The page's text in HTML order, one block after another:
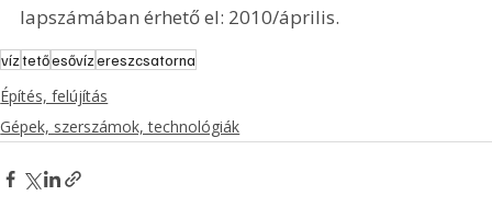
lapszámában érhető el: 2010/április.
víztetőesővízereszcsatorna
Építés, felújítás
Gépek, szerszámok, technológiák